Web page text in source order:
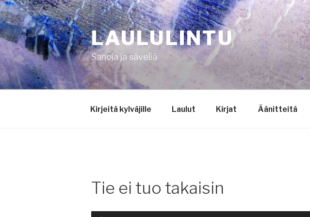
Siirry
sisältöön
LAULULINTU
Sanoja ja säveliä
Kirjeitä kylväjille Laulut Kirjat Äänitteitä
Tie ei tuo takaisin